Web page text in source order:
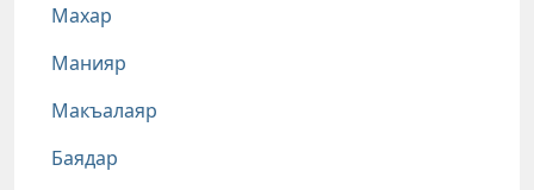
Махар
Манияр
Макъалаяр
Баядар